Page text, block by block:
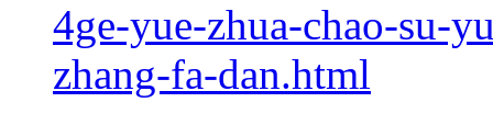
4ge-yue-zhua-chao-su-
zhang-fa-dan.html